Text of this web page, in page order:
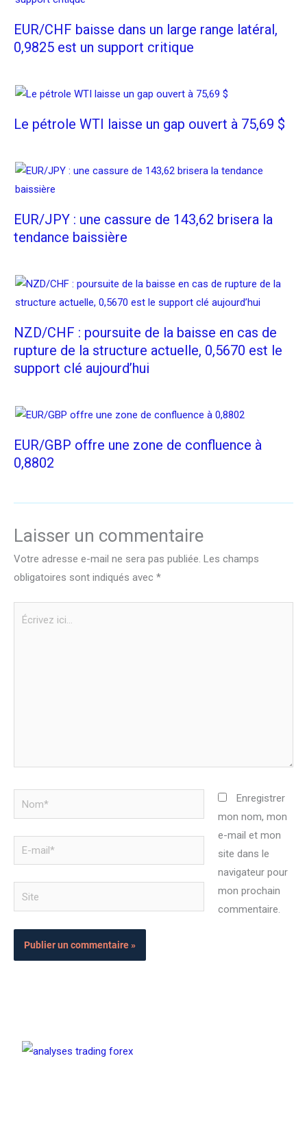
EUR/CHF baisse dans un large range latéral,
0,9825 est un support critique
Le pétrole WTI laisse un gap ouvert à 75,69 $
EUR/JPY : une cassure de 143,62 brisera la
tendance baissière
NZD/CHF : poursuite de la baisse en cas de
rupture de la structure actuelle, 0,5670 est le
support clé aujourd’hui
EUR/GBP offre une zone de confluence à
0,8802
Laisser un commentaire
Votre adresse e-mail ne sera pas publiée. Les champs
obligatoires sont indiqués avec *
Nom*
mail*
Site
Enregistrer
mon nom, mon
e-mail et mon
site dans le
navigateur pour
mon prochain
commentaire.